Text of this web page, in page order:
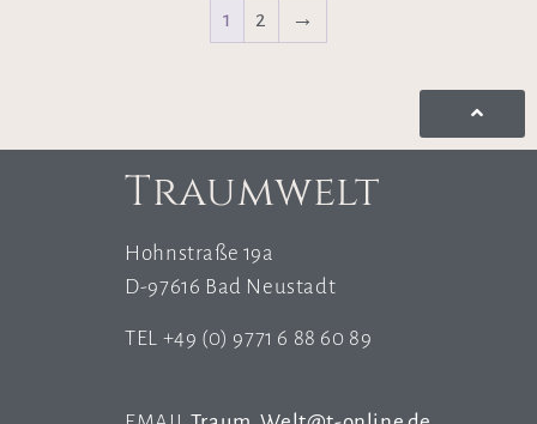
1 2 →
Traumwelt
Hohnstraße 19a
D-97616 Bad Neustadt
TEL +49 (0) 9771 6 88 60 89